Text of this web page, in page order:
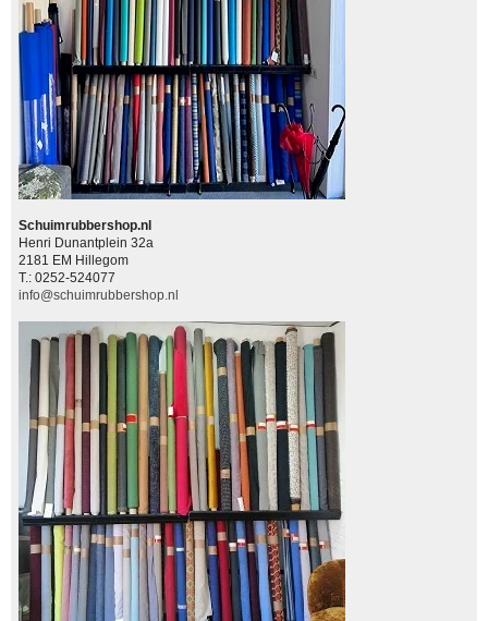
Schuimrubbershop.nl
Henri Dunantplein 32a
2181 EM Hillegom
T.: 0252-524077
info@schuimrubbershop.nl